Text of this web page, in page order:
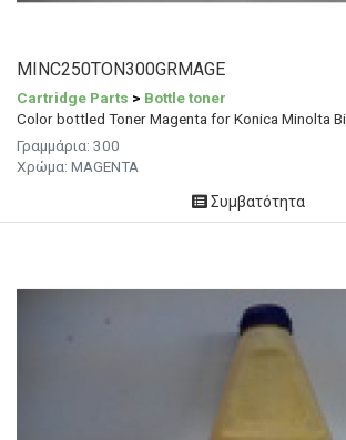
MINC250TON300GRMAGE
Cartridge Parts > Bottle toner
Color bottled Toner Magenta for Konica Minolta
Γραμμάρια: 300
Χρώμα: MAGENTA
Συμβατότητα